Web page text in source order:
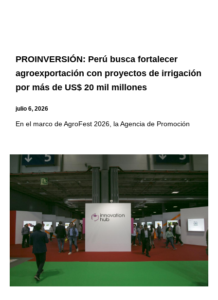
PROINVERSIÓN: Perú busca fortalecer
agroexportación con proyectos de irrigación
por más de US$ 20 mil millones
julio 6, 2026
En el marco de AgroFest 2026, la Agencia de Promoción